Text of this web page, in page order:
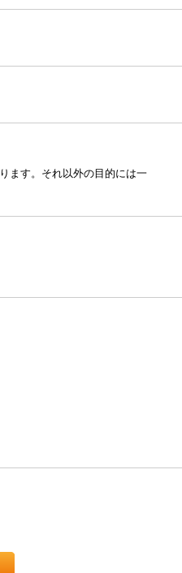
ます。それ以外の目的には一